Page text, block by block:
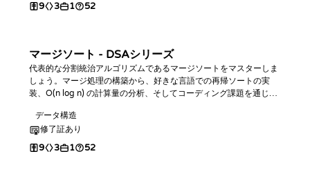
9 3 1 52
マージソート - DSAシリーズ
代表的な分割統治アルゴリズムであるマージソートをマスターしま
しょう。マージ処理の構築から、好きな言語での再帰ソートの実
装、O(n log n) の計算量の分析、そしてコーディング課題を通じた
データ構造
修了証あり
9 3 1 52